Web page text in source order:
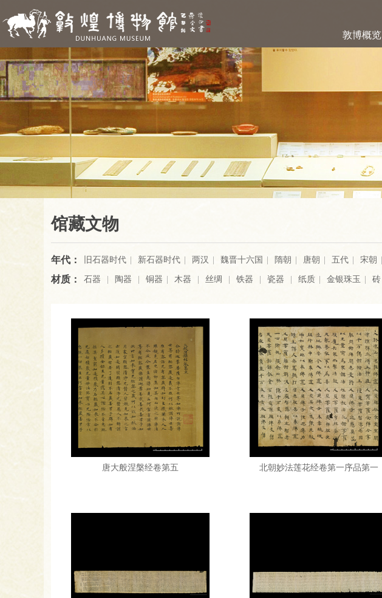
敦博概览
馆藏文物
年代： 旧石器时代 新石器时代 两汉 魏晋十六国 隋朝 唐朝 五代 宋朝
材质： 石器 陶器 铜器 木器 丝绸 铁器 瓷器 纸质 金银珠玉 砖
唐大般涅槃经卷第五 北朝妙法莲花经卷第一序品第一